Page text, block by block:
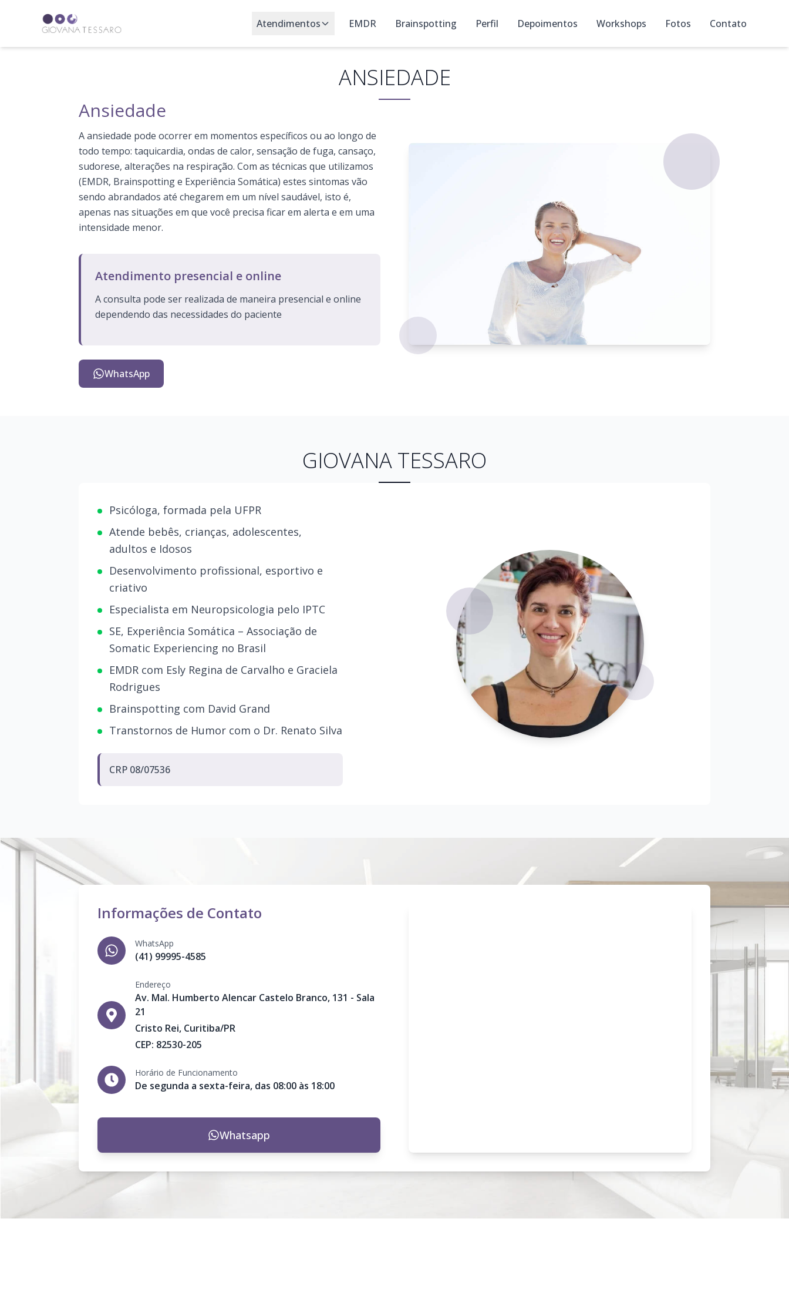
Atendimentos EMDR Brainspotting Perfil Depoimentos Workshops Fotos Contato
ANSIEDADE
Ansiedade
A ansiedade pode ocorrer em momentos específicos ou ao longo de
todo tempo: taquicardia, ondas de calor, sensação de fuga, cansaço,
sudorese, alterações na respiração. Com as técnicas que utilizamos
(EMDR, Brainspotting e Experiência Somática) estes sintomas vão
sendo abrandados até chegarem em um nível saudável, isto é,
apenas nas situações em que você precisa ficar em alerta e em uma
intensidade menor.
Atendimento presencial e online
A consulta pode ser realizada de maneira presencial e online
dependendo das necessidades do paciente
WhatsApp
GIOVANA TESSARO
Psicóloga, formada pela UFPR
Atende bebês, crianças, adolescentes,
adultos e Idosos
Desenvolvimento profissional, esportivo e
criativo
Especialista em Neuropsicologia pelo IPTC
SE, Experiência Somática – Associação de
Somatic Experiencing no Brasil
EMDR com Esly Regina de Carvalho e Graciela
Rodrigues
Brainspotting com David Grand
Transtornos de Humor com o Dr. Renato Silva
CRP 08/07536
Informações de Contato
WhatsApp
(41) 99995-4585
Endereço
Av. Mal. Humberto Alencar Castelo Branco, 131 - Sala
21
Cristo Rei, Curitiba/PR
CEP: 82530-205
Horário de Funcionamento
De segunda a sexta-feira, das 08:00 às 18:00
Whatsapp